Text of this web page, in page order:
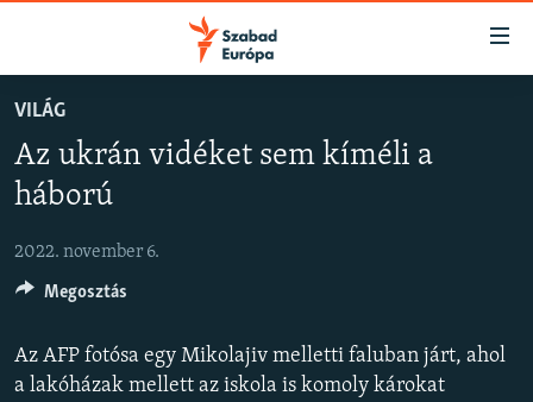
Akadálymentes
Ugrás
oldalra
Ugrás
keresésre
AKTUÁLIS
PODCASTOK
VIDEÓK
ELEMZŐ
SZABADON
VILÁG
Az ukrán vidéket sem kíméli a
háború
2022. november 6.
Az AFP fotósa egy Mikolajiv melletti faluban járt, ahol
a lakóházak mellett az iskola is komoly károkat
Megosztás
Feliratkozás